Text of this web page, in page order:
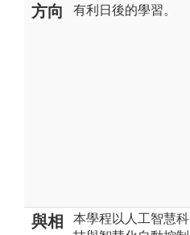
方向
有利日後的學習。
與相
本學程以人工智慧科